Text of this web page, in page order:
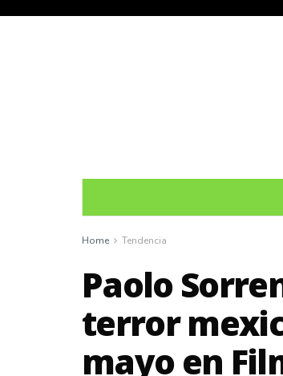
Home Tendencia
Paolo
terror
mayo en